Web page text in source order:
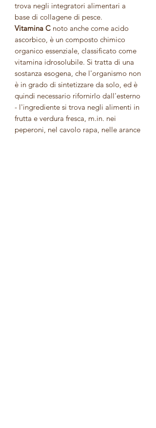
trova negli integratori alimentari a
base di collagene di pesce.
Vitamina C noto anche come acido
ascorbico, è un composto chimico
organico essenziale, classificato come
vitamina idrosolubile. Si tratta di una
sostanza esogena, che l'organismo non
è in grado di sintetizzare da solo, ed è
quindi necessario rifornirlo dall'esterno
- l'ingrediente si trova negli alimenti in
frutta e verdura fresca, m.in. nei
peperoni, nel cavolo rapa, nelle arance